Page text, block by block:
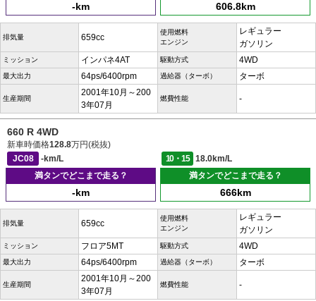
-km 606.8km
排気量 659cc
使用燃料
エンジン
レギュラー
ガソリン
ミッション インパネ4AT 駆動方式 4WD
最大出力 64ps/6400rpm 過給器（ターボ） ターボ
生産期間
2001年10月～200
3年07月
燃費性能 -
660 R 4WD
新車時価格128.8万円(税抜)
JC08
-km/L 10・15
18.0km/L
満タンでどこまで走る？
-km
満タンでどこまで走る？
666km
排気量 659cc
使用燃料
エンジン
レギュラー
ガソリン
ミッション フロア5MT 駆動方式 4WD
最大出力 64ps/6400rpm 過給器（ターボ） ターボ
生産期間
2001年10月～200
3年07月
燃費性能 -